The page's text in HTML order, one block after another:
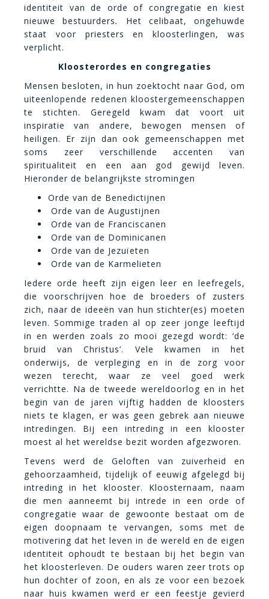
identiteit van de orde of congregatie en kiest
nieuwe bestuurders. Het celibaat, ongehuwde
staat voor priesters en kloosterlingen, was
verplicht.
Kloosterordes en congregaties
Mensen besloten, in hun zoektocht naar God, om
uiteenlopende redenen kloostergemeenschappen
te stichten. Geregeld kwam dat voort uit
inspiratie van andere, bewogen mensen of
heiligen. Er zijn dan ook gemeenschappen met
soms zeer verschillende accenten van
spiritualiteit en een aan god gewijd leven.
Hieronder de belangrijkste stromingen
Orde van de Benedictijnen
Orde van de Augustijnen
Orde van de Franciscanen
Orde van de Dominicanen
Orde van de Jezuïeten
Orde van de Karmelieten
Iedere orde heeft zijn eigen leer en leefregels,
die voorschrijven hoe de broeders of zusters
zich, naar de ideeën van hun stichter(es) moeten
leven. Sommige traden al op zeer jonge leeftijd
in en werden zoals zo mooi gezegd wordt: ‘de
bruid van Christus’. Vele kwamen in het
onderwijs, de verpleging en in de zorg voor
wezen terecht, waar ze veel goed werk
verrichtte. Na de tweede wereldoorlog en in het
begin van de jaren vijftig hadden de kloosters
niets te klagen, er was geen gebrek aan nieuwe
intredingen. Bij een intreding in een klooster
moest al het wereldse bezit worden afgezworen.
Tevens werd de Geloften van zuiverheid en
gehoorzaamheid, tijdelijk of eeuwig afgelegd bij
intreding in het klooster. Kloosternaam, naam
die men aanneemt bij intrede in een orde of
congregatie waar de gewoonte bestaat om de
eigen doopnaam te vervangen, soms met de
motivering dat het leven in de wereld en de eigen
identiteit ophoudt te bestaan bij het begin van
het kloosterleven. De ouders waren zeer trots op
hun dochter of zoon, en als ze voor een bezoek
naar huis kwamen werd er een feestje gevierd